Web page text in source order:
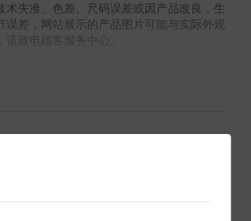
术失准、色差、尺码误差或因产品改良，生
误差，网站展示的产品图片可能与实际外观
致电顾客服务中心。